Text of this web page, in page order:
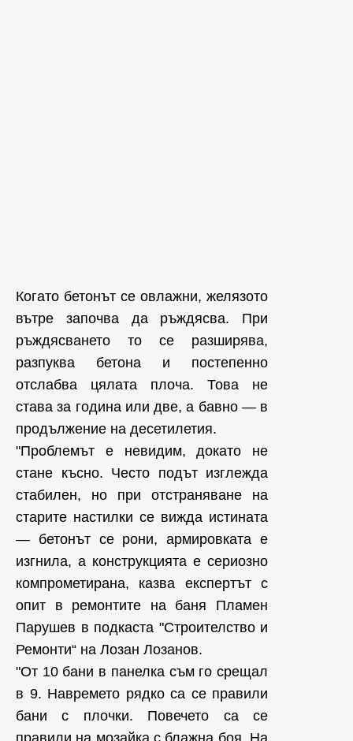
Когато бетонът се овлажни, желязото
вътре започва да ръждясва. При
ръждясването то се разширява,
разпуква бетона и постепенно
отслабва цялата плоча. Това не
става за година или две, а бавно — в
продължение на десетилетия.
"Проблемът е невидим, докато не
стане късно. Често подът изглежда
стабилен, но при отстраняване на
старите настилки се вижда истината
— бетонът се рони, армировката е
изгнила, а конструкцията е сериозно
компрометирана, казва експертът с
опит в ремонтите на баня Пламен
Парушев в подкаста "Строителство и
Ремонти“ на Лозан Лозанов.
"От 10 бани в панелка съм го срещал
в 9. Навремето рядко са се правили
бани с плочки. Повечето са се
правили на мозайка с блажна боя. На